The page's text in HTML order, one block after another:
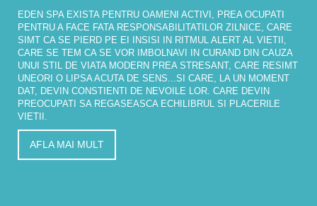
EDEN SPA EXISTA PENTRU OAMENI ACTIVI, PREA OCUPATI
PENTRU A FACE FATA RESPONSABILITATILOR ZILNICE, CARE
SIMT CA SE PIERD PE EI INSISI IN RITMUL ALERT AL VIETII,
CARE SE TEM CA SE VOR IMBOLNAVI IN CURAND DIN CAUZA
UNUI STIL DE VIATA MODERN PREA STRESANT, CARE RESIMT
UNEORI O LIPSA ACUTA DE SENS...SI CARE, LA UN MOMENT
DAT, DEVIN CONSTIENTI DE NEVOILE LOR. CARE DEVIN
PREOCUPATI SA REGASEASCA ECHILIBRUL SI PLACERILE
VIETII.
AFLA MAI MULT